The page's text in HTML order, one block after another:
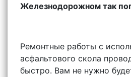
Железнодорожном так
Ремонтные работы с
асфальтового скола
быстро. Вам не нужно